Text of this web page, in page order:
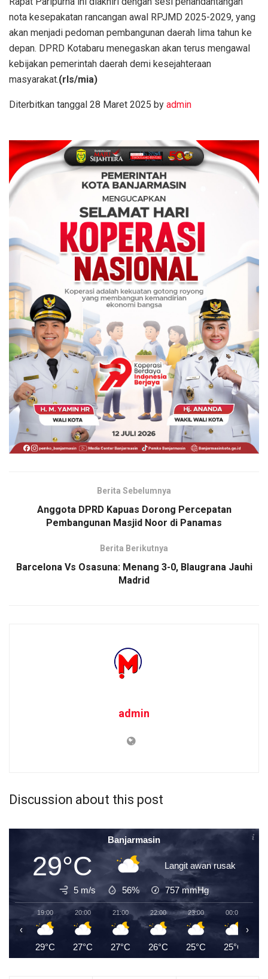
nota kesepakatan rancangan awal RPJMD 2025-2029, yang
akan menjadi pedoman pembangunan daerah lima tahun ke
depan. DPRD Kotabaru menegaskan akan terus mengawal
kebijakan pemerintah daerah demi kesejahteraan
masyarakat.(rls/mia)
Diterbitkan tanggal 28 Maret 2025 by admin
Berita Sebelumnya
Anggota DPRD Kapuas Dorong Percepatan
Pembangunan Masjid Noor di Panamas
Berita Berikutnya
Barcelona Vs Osasuna: Menang 3-0, Blaugrana Jauhi
Madrid
admin
Discussion about this post
Banjarmasin
29°C Langit awan rusak
5 m/s 56% 757 mmHg
19:00
29°C
20:00
27°C
21:00
27°C
22:00
26°C
23:00
25°C
00:00
25°C
‹ ›